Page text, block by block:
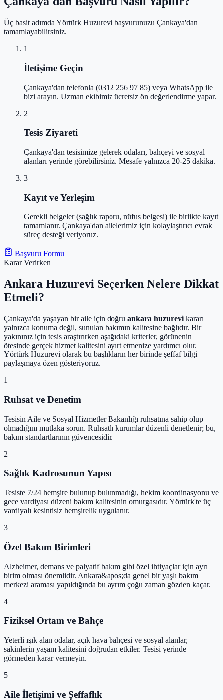
Üç basit adımda Yörtürk Huzurevi başvurunuzu Çankaya'dan
tamamlayabilirsiniz.
1
İletişime Geçin
Çankaya'dan telefonla (0312 256 97 85) veya WhatsApp ile
bizi arayın. Uzman ekibimiz ücretsiz ön değerlendirme yapar.
2
Tesis Ziyareti
Çankaya'dan tesisimize gelerek odaları, bahçeyi ve sosyal
alanları yerinde görebilirsiniz. Mesafe yalnızca 20-25 dakika.
3
Kayıt ve Yerleşim
Gerekli belgeler (sağlık raporu, nüfus belgesi) ile birlikte kayıt
tamamlanır. Çankaya'dan ailelerimiz için kolaylaştırıcı evrak
süreç desteği veriyoruz.
Başvuru Formu
Karar Verirken
Ankara Huzurevi Seçerken Nelere Dikkat
Etmeli?
Çankaya'da yaşayan bir aile için doğru ankara huzurevi kararı
yalnızca konuma değil, sunulan bakımın kalitesine bağlıdır. Bir
yakınınız için tesis araştırırken aşağıdaki kriterler, görünenin
ötesinde gerçek hizmet kalitesini ayırt etmenize yardımcı olur.
Yörtürk Huzurevi olarak bu başlıkların her birinde şeffaf bilgi
paylaşmaya özen gösteriyoruz.
1
Ruhsat ve Denetim
Tesisin Aile ve Sosyal Hizmetler Bakanlığı ruhsatına sahip olup
olmadığını mutlaka sorun. Ruhsatlı kurumlar düzenli denetlenir; bu,
bakım standartlarının güvencesidir.
2
Sağlık Kadrosunun Yapısı
Tesiste 7/24 hemşire bulunup bulunmadığı, hekim koordinasyonu ve
gece vardiyası düzeni bakım kalitesinin omurgasıdır. Yörtürk'te üç
vardiyalı kesintisiz hemşirelik uygulanır.
3
Özel Bakım Birimleri
Alzheimer, demans ve palyatif bakım gibi özel ihtiyaçlar için ayrı
birim olması önemlidir. Ankara&apos;da genel bir yaşlı bakım
merkezi araması yapıldığında bu ayrım çoğu zaman gözden kaçar.
4
Fiziksel Ortam ve Bahçe
Yeterli ışık alan odalar, açık hava bahçesi ve sosyal alanlar,
sakinlerin yaşam kalitesini doğrudan etkiler. Tesisi yerinde
görmeden karar vermeyin.
5
Aile İletişimi ve Şeffaflık